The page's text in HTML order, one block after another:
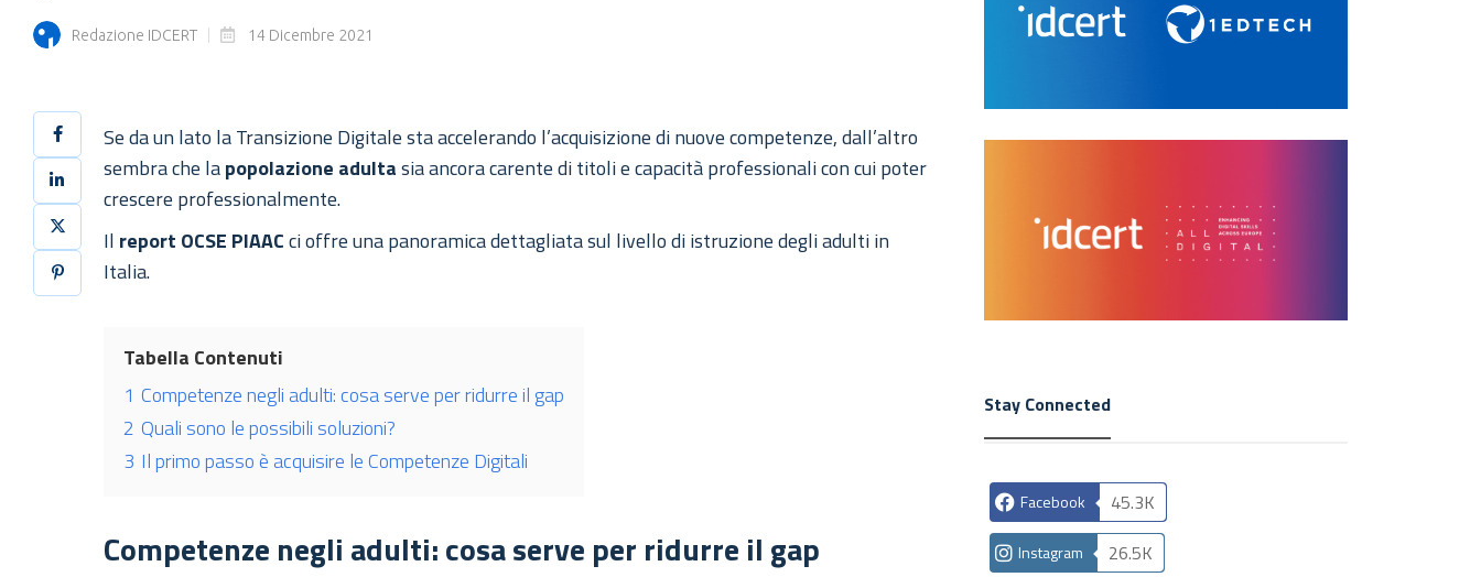
Redazione IDCERT 14 Dicembre 2021
Se da un lato la Transizione Digitale sta accelerando l’acquisizione di nuove competenze, dall’altro
sembra che lapopolazione adultasia ancora carente di titoli e capacità professionali con cui poter
crescere professionalmente.
Il report OCSE PIAACci offre una panoramica dettagliata sul livello di istruzione degli adulti in
Italia.
Tabella Contenuti
1 Competenze negli adulti: cosa serve per ridurre il gap
2 Quali sono le possibili soluzioni?
3 Il primo passo è acquisire le Competenze Digitali
Competenze negli adulti: cosa serve per ridurre il gap
Stay Connected
Facebook 45.3K
Instagram 26.5K